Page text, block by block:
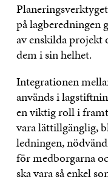
på lagberedningen
av enskilda projekt
dem i sin helhet.
Integrationen
används i
en viktig roll i
vara lättillgänglig,
ledningen,
för medborgarna
ska vara så enkel